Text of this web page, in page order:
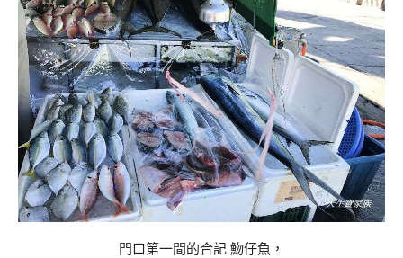
門口第一間的合記 魩仔魚，